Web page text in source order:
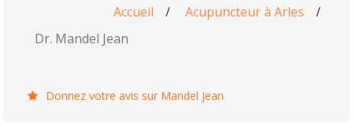
Accueil / Acupuncteur à Arles
/
Dr. Mandel Jean
Donnez votre avis sur Mandel Jean